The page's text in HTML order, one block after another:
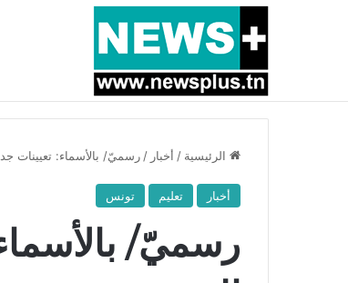
أخبار عاجلة بسبب المرزوقي وبتكليف من سعيّد:
الرئيسية / أخبار / رسميّ/ بالأسماء: تعيينات
أخبار تعليم تونس
رسميّ/